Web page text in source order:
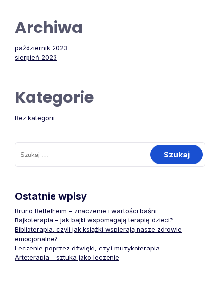
Archiwa
październik 2023
sierpień 2023
Kategorie
Bez kategorii
Szukaj:
Ostatnie wpisy
Bruno Bettelheim – znaczenie i wartości baśni
Bajkoterapia – jak bajki wspomagają terapię dzieci?
Biblioterapia, czyli jak książki wspierają nasze zdrowie
emocjonalne?
Leczenie poprzez dźwięki, czyli muzykoterapia
Arteterapia – sztuka jako leczenie